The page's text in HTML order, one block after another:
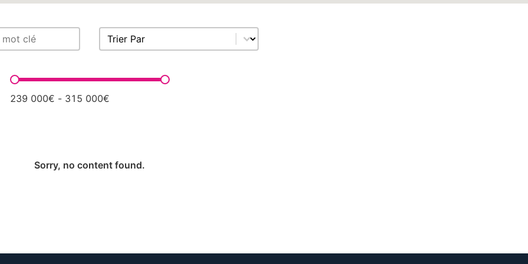
Trier Par
Sort content
Prix
239 000€ - 315 000€
Sorry, no content found.